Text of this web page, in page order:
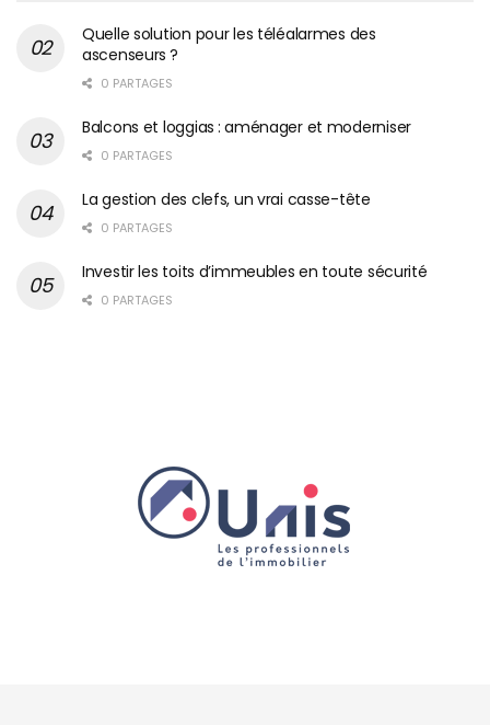
Quelle solution pour les téléalarmes des
ascenseurs ?
0 PARTAGES
Balcons et loggias : aménager et moderniser
0 PARTAGES
La gestion des clefs, un vrai casse-tête
0 PARTAGES
Investir les toits d’immeubles en toute sécurité
0 PARTAGES